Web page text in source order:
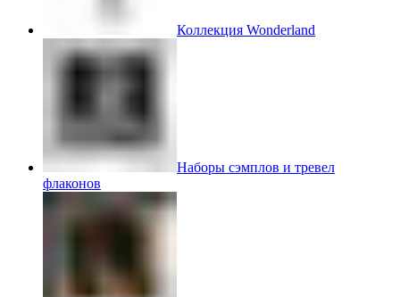
Коллекция Wonderland
Наборы сэмплов и тревел
флаконов